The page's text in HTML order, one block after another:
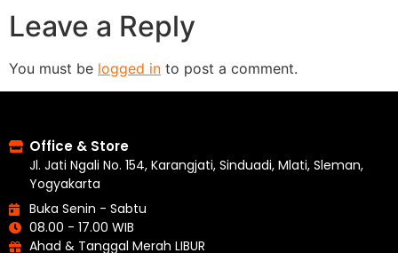
Leave a Reply
You must be logged in to post a comment.
Office & Store
Jl. Jati Ngali No. 154, Karangjati, Sinduadi, Mlati, Sleman,
Yogyakarta
Buka Senin - Sabtu
08.00 - 17.00 WIB
Ahad & Tanggal Merah LIBUR